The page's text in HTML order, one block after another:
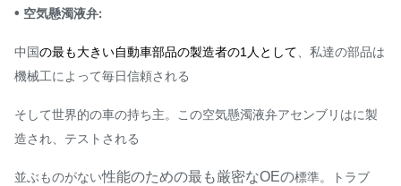
• 空気懸濁液弁:
中国の最も大きい自動車部品の製造者の1人として 、私達の部品は
機械工によって毎日信頼される
そして世界的の車の持ち主。この空気懸濁液弁アセンブリはに製
造され、テストされる
並ぶものがない性能のための最も厳密なOEの標準。トラブ